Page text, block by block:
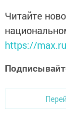
Читайте
https://